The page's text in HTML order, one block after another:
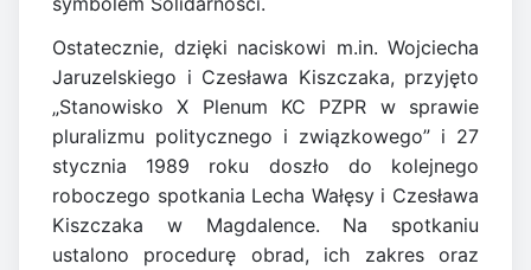
Ostatecznie, dzięki naciskowi m.in. Wojciecha
Jaruzelskiego i Czesława Kiszczaka, przyjęto
„Stanowisko X Plenum KC PZPR w sprawie
pluralizmu politycznego i związkowego” i 27
stycznia 1989 roku doszło do kolejnego
roboczego spotkania Lecha Wałęsy i Czesława
Kiszczaka w Magdalence. Na spotkaniu
ustalono procedurę obrad, ich zakres oraz